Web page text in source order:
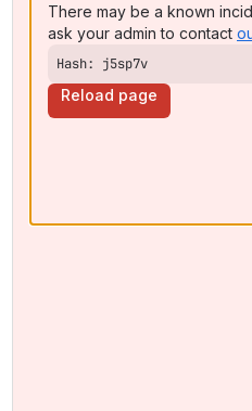
There may be a known
ask your admin to contact
Hash: j5sp7v
Reload page